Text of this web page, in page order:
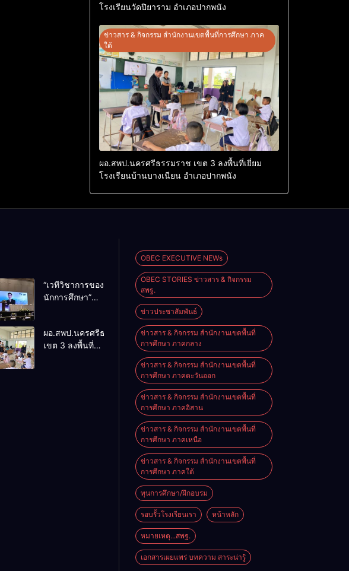
โรงเรียนวัดปิยาราม อำเภอปากพนัง
ข่าวสาร & กิจกรรม สำนักงานเขตพื้นที่การศึกษา ภาค
ใต้
ผอ.สพป.นครศรีธรรมราช เขต 3 ลงพื้นที่เยี่ยม
โรงเรียนบ้านบางเนียน อำเภอปากพนัง
“เวทีวิชาการของ
นักการศึกษา”
Thailand
International
ผอ.สพป.นครศรีธรรมราช
เขต 3 ลงพื้นที่
OBEC EXECUTIVE NEWs
OBEC STORIES ข่าวสาร & กิจกรรม
สพฐ.
ข่าวประชาสัมพันธ์
ข่าวสาร & กิจกรรม สำนักงานเขตพื้นที่
การศึกษา ภาคกลาง
ข่าวสาร & กิจกรรม สำนักงานเขตพื้นที่
การศึกษา ภาคตะวันออก
ข่าวสาร & กิจกรรม สำนักงานเขตพื้นที่
การศึกษา ภาคอิสาน
ข่าวสาร & กิจกรรม สำนักงานเขตพื้นที่
การศึกษา ภาคเหนือ
ข่าวสาร & กิจกรรม สำนักงานเขตพื้นที่
การศึกษา ภาคใต้
ทุนการศึกษา/ฝึกอบรม
รอบรั้วโรงเรียนเรา หน้าหลัก
หมายเหตุ...สพฐ.
เอกสารเผยแพร่ บทความ สาระน่ารู้